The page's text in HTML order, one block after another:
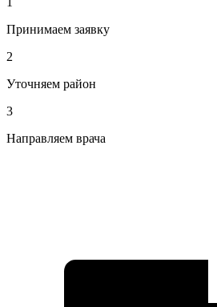
Принимаем заявку
2
Уточняем район
3
Направляем врача